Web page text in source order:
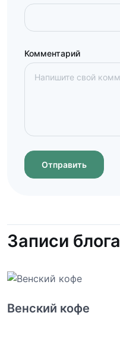
Комментарий
Отправить
Записи блога
Венский кофе